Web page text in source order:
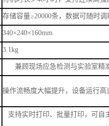
存储容量≥20000条，数据可随时
340×240×160mm
3.1kg
兼顾现场应急检测与实验室精
操作流畅度大幅提升，设备运行
支持实时打印、批量打印，可自